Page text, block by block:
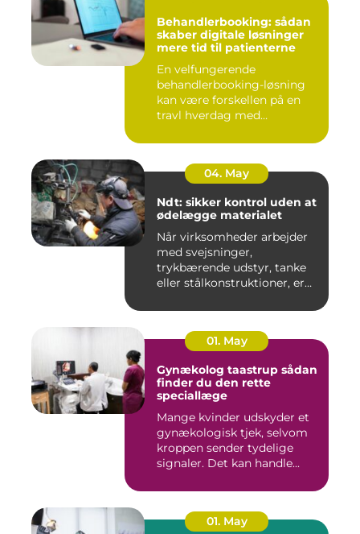
Behandlerbooking: sådan
skaber digitale løsninger
mere tid til patienterne
En velfungerende
behandlerbooking-løsning
kan være forskellen på en
travl hverdag med
04. May
Ndt: sikker kontrol uden at
ødelægge materialet
Når virksomheder arbejder
med svejsninger,
trykbærende udstyr, tanke
eller stålkonstruktioner, er
01. May
Gynækolog taastrup sådan
finder du den rette
speciallæge
Mange kvinder udskyder et
gynækologisk tjek, selvom
kroppen sender tydelige
signaler. Det kan handle...
01. May